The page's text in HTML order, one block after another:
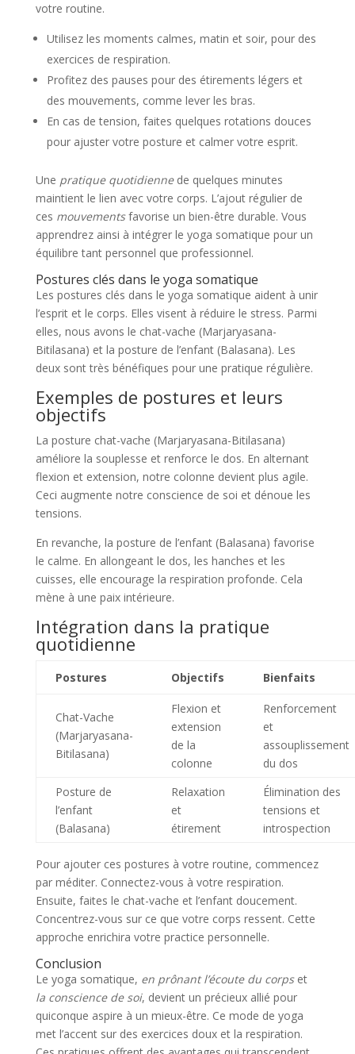
votre routine.
Utilisez les moments calmes, matin et soir, pour des
exercices de respiration.
Profitez des pauses pour des étirements légers et
des mouvements, comme lever les bras.
En cas de tension, faites quelques rotations douces
pour ajuster votre posture et calmer votre esprit.
Une pratique quotidiennede quelques minutes
maintient le lien avec votre corps. L’ajout régulier de
ces mouvementsfavorise un bien-être durable. Vous
apprendrez ainsi à intégrer le yoga somatique pour un
équilibre tant personnel que professionnel.
Postures clés dans le yoga somatique
Les postures clés dans le yoga somatique aident à unir
l’esprit et le corps. Elles visent à réduire le stress. Parmi
elles, nous avons le chat-vache (Marjaryasana-
Bitilasana) et la posture de l’enfant (Balasana). Les
deux sont très bénéfiques pour une pratique régulière.
Exemples de postures et leurs
objectifs
La posture chat-vache (Marjaryasana-Bitilasana)
améliore la souplesse et renforce le dos. En alternant
flexion et extension, notre colonne devient plus agile.
Ceci augmente notre conscience de soi et dénoue les
tensions.
En revanche, la posture de l’enfant (Balasana) favorise
le calme. En allongeant le dos, les hanches et les
cuisses, elle encourage la respiration profonde. Cela
mène à une paix intérieure.
Intégration dans la pratique
quotidienne
Postures Objectifs Bienfaits
Chat-Vache
(Marjaryasana-
Bitilasana)
Flexion et
extension
de la
colonne
Renforcement
et
assouplissement
du dos
Posture de
l’enfant
(Balasana)
Relaxation
et
étirement
Élimination des
tensions et
introspection
Pour ajouter ces postures à votre routine, commencez
par méditer. Connectez-vous à votre respiration.
Ensuite, faites le chat-vache et l’enfant doucement.
Concentrez-vous sur ce que votre corps ressent. Cette
approche enrichira votre practice personnelle.
Conclusion
Le yoga somatique, en prônant l’écoute du corpset
la conscience de soi, devient un précieux allié pour
quiconque aspire à un mieux-être. Ce mode de yoga
met l’accent sur des exercices doux et la respiration.